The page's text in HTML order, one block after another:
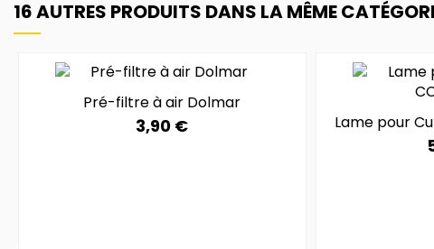
16 AUTRES PRODUITS DANS LA MÊME
Pré-filtre à air Dolmar
3,90 € Lame pour